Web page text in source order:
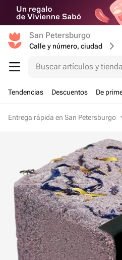
San Petersburgo
Calle y número, ciudad
Buscar artículos y
Tendencias Descuentos De
Entrega rápida en San Petersburgo